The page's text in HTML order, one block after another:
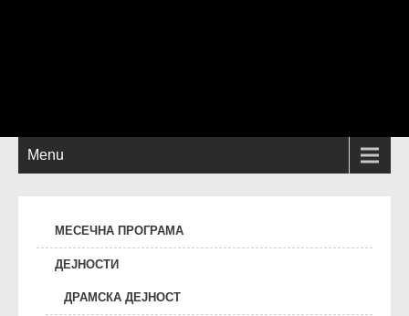
Menu
МЕСЕЧНА ПРОГРАМА
ДЕЈНОСТИ
ДРАМСКА ДЕЈНОСТ